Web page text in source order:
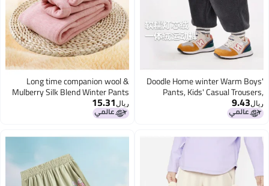
Doodle Home winter
Pants, Kids' Casual
Elastic Cuff Girls'
Trendy Baby & Children's
Long time companion wool &
Mulberry Silk Blend Winter Pants
For Boys And Girls
15.31